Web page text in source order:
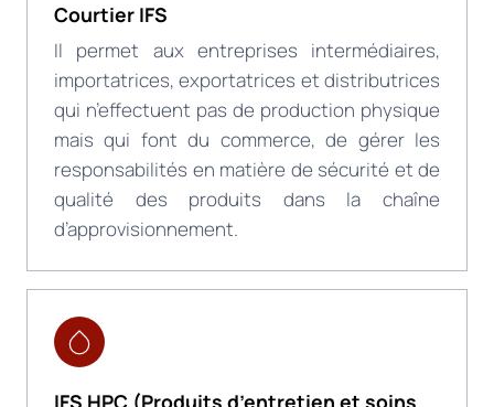
Courtier IFS
Il permet aux entreprises intermédiaires,
importatrices, exportatrices et distributrices
qui n’effectuent pas de production physique
mais qui font du commerce, de gérer les
responsabilités en matière de sécurité et de
qualité des produits dans la chaîne
d’approvisionnement.
IFS HPC (Produits d’entretien et soins